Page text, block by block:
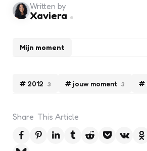
2012 3 jouw moment 3
Mijn moment
Written by
Xaviera
Share This Article